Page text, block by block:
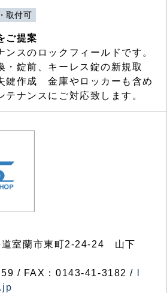
取付可
ご提案
ンスのロックフィールドです。
・錠前、キーレス錠の新規取
作成 金庫やロッカーも含め
テナンスにご対応致します。
室蘭市東町2-24-24 山下
/ FAX：0143-41-3182 /